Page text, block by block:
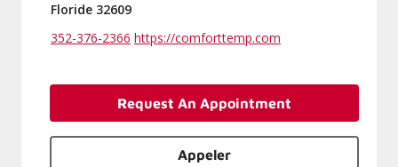
Floride 32609
352-376-2366 https://comforttemp.com
Request An Appointment
Appeler